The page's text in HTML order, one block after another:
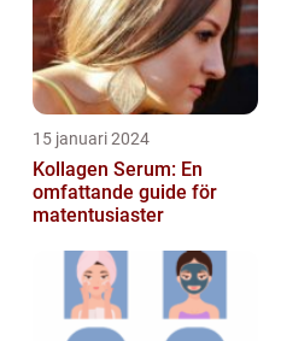
15 januari 2024
Kollagen Serum: En
omfattande guide för
matentusiaster